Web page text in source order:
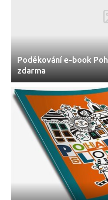
Poděkování e-book
zdarma